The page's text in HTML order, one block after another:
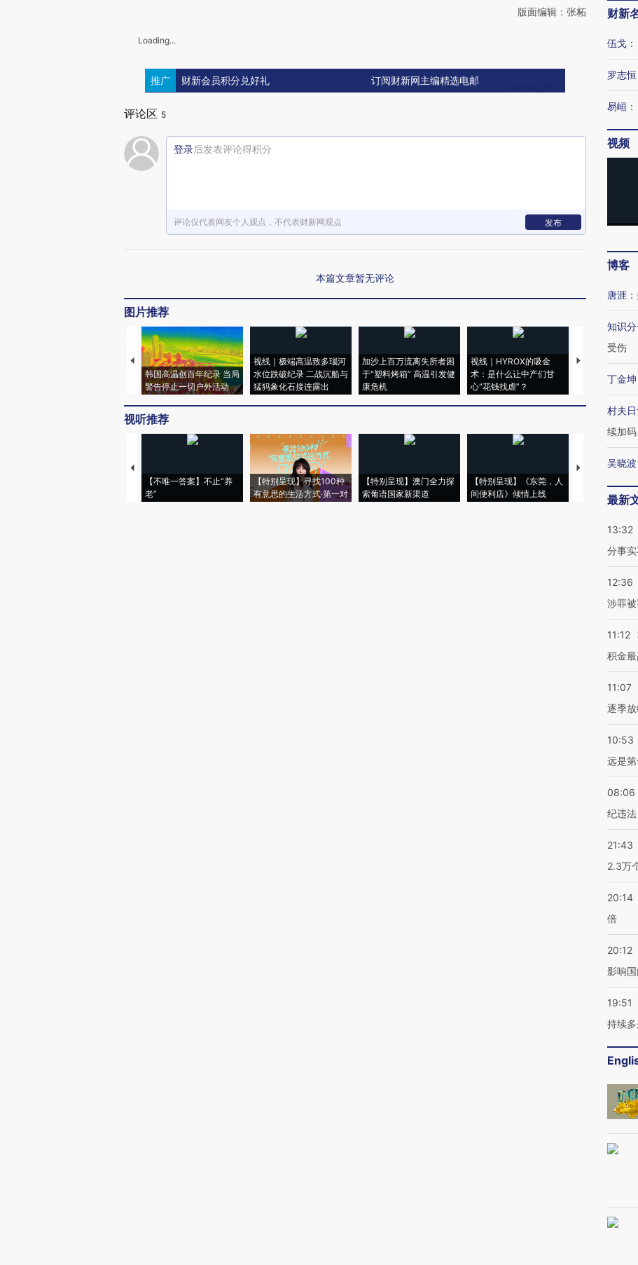
版面编辑：张柘
Loading...
推广 财新会员积分兑好礼 订阅财新网主编精选电邮
评论区 5
登录后发表评论得积分
评论仅代表网友个人观点，不代表财新网观点 发布
本篇文章暂无评论
图片推荐
韩国高温创百年纪录 当局
警告停止一切户外活动
视线｜极端高温致多瑙河
水位跌破纪录 二战沉船与
猛犸象化石接连露出
加沙上百万流离失所者困
于“塑料烤箱” 高温引发健
康危机
视线｜HYROX的吸金
术：是什么让中产们甘
心“花钱找虐”？
马航飞行员跨
粒摇头丸 尿检
视听推荐
【不唯一答案】不止“养
老”
【特别呈现】寻找100种
有意思的生活方式·第一对
【特别呈现】澳门全力探
索葡语国家新渠道
【特别呈现】《东莞，人
间便利店》倾情上线
【推广】走进
财新
伍戈 ：
罗志恒
易峘 ：
视频
博客
唐涯 ：
知识
受伤
丁金坤
村夫
续加码
吴晓波
最新
13:32
分事
12:36
涉罪
11:12
积金
11:07
逐季
10:53
远是
08:06
纪违
21:43
2.3万
20:14
倍
20:12
影响
19:51
持续多